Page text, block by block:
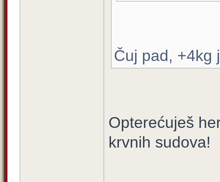
Čuj pad, +4kg
Opterećuješ
krvnih sudova!